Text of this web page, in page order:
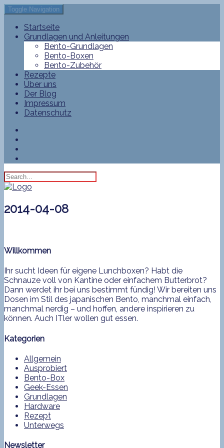
Toggle Navigation
Startseite
Grundlagen und Anleitungen
Bento-Grundlagen
Bento-Boxen
Bento-Zubehör
Rezepte
Über uns
Der Blog
Impressum
Datenschutz
2014-04-08
Willkommen
Ihr sucht Ideen für eigene Lunchboxen? Habt die
Schnauze voll von Kantine oder einfachem Butterbrot?
Dann werdet ihr bei uns bestimmt fündig! Wir bereiten uns
Dosen im Stil des japanischen Bento, manchmal einfach,
manchmal nerdig – und hoffen, andere inspirieren zu
können. Auch ITler wollen gut essen.
Kategorien
Allgemein
Ausprobiert
Bento-Box
Geek-Essen
Grundlagen
Hardware
Rezept
Unterwegs
Newsletter